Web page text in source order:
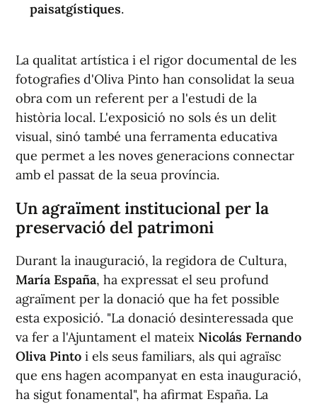
paisatgístiques.
La qualitat artística i el rigor documental de les
fotografies d'Oliva Pinto han consolidat la seua
obra com un referent per a l'estudi de la
història local. L'exposició no sols és un delit
visual, sinó també una ferramenta educativa
que permet a les noves generacions connectar
amb el passat de la seua província.
Un agraïment institucional per la
preservació del patrimoni
Durant la inauguració, la regidora de Cultura,
María España, ha expressat el seu profund
agraïment per la donació que ha fet possible
esta exposició. "La donació desinteressada que
va fer a l'Ajuntament el mateix Nicolás Fernando
Oliva Pinto i els seus familiars, als qui agraïsc
que ens hagen acompanyat en esta inauguració,
ha sigut fonamental", ha afirmat España. La